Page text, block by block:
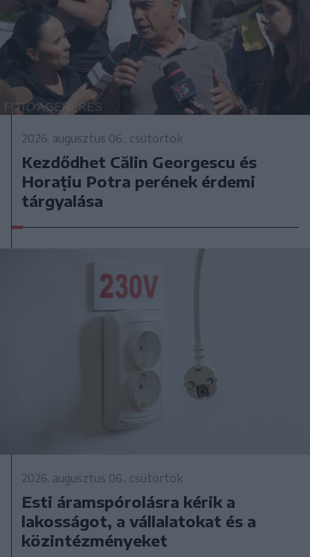
2026. augusztus 06., csütörtök
Kezdődhet Călin Georgescu és
Horațiu Potra perének érdemi
tárgyalása
2026. augusztus 06., csütörtök
Esti áramspórolásra kérik a
lakosságot, a vállalatokat és a
közintézményeket